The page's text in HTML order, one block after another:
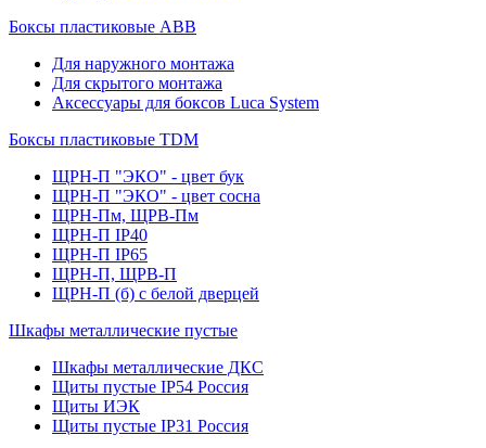
Боксы пластиковые ABB
Для наружного монтажа
Для скрытого монтажа
Аксессуары для боксов Luca System
Боксы пластиковые TDM
ЩРН-П "ЭКО" - цвет бук
ЩРН-П "ЭКО" - цвет сосна
ЩРН-Пм, ЩРВ-Пм
ЩРН-П IP40
ЩРН-П IP65
ЩРН-П, ЩРВ-П
ЩРН-П (б) с белой дверцей
Шкафы металлические пустые
Шкафы металлические ДКС
Щиты пустые IP54 Россия
Щиты ИЭК
Щиты пустые IP31 Россия